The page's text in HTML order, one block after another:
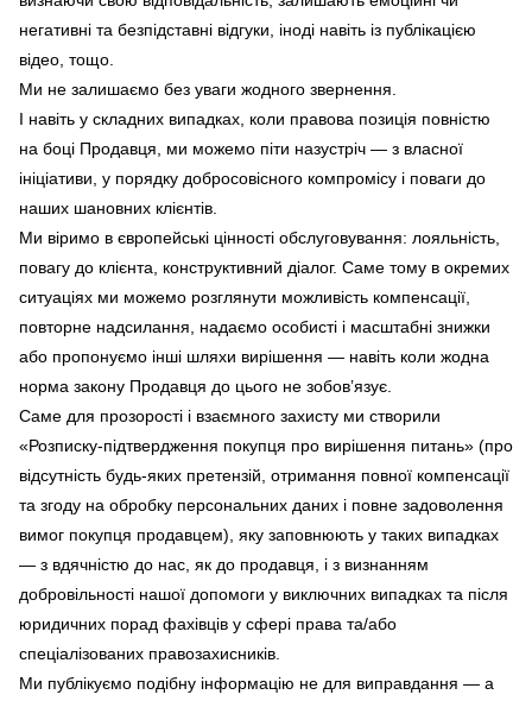
негативні та безпідставні відгуки, іноді навіть із публікацією
відео, тощо.
Ми не залишаємо без уваги жодного звернення.
І навіть у складних випадках, коли правова позиція повністю
на боці Продавця, ми можемо піти назустріч — з власної
ініціативи, у порядку добросовісного компромісу і поваги до
наших шановних клієнтів.
Ми віримо в європейські цінності обслуговування: лояльність,
повагу до клієнта, конструктивний діалог. Саме тому в окремих
ситуаціях ми можемо розглянути можливість компенсації,
повторне надсилання, надаємо особисті і масштабні знижки
або пропонуємо інші шляхи вирішення — навіть коли жодна
норма закону Продавця до цього не зобов’язує.
Саме для прозорості і взаємного захисту ми створили
«Розписку-підтвердження покупця про вирішення питань» (про
відсутність будь-яких претензій, отримання повної компенсації
та згоду на обробку персональних даних і повне задоволення
вимог покупця продавцем), яку заповнюють у таких випадках
— з вдячністю до нас, як до продавця, і з визнанням
добровільності нашої допомоги у виключних випадках та після
юридичних порад фахівців у сфері права та/або
спеціалізованих правозахисників.
Ми публікуємо подібну інформацію не для виправдання — а